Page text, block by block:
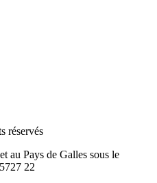
réservés
au Pays de Galles sous le
22